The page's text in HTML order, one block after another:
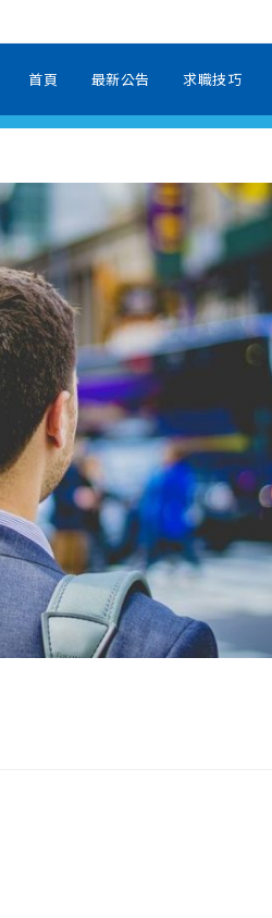
首頁 最新公告 求職技巧